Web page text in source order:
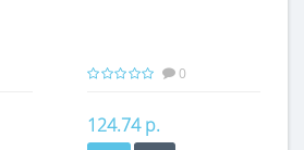
0
124.74 р.